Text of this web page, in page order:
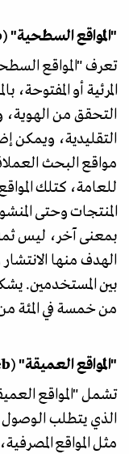
"المواقع السطحية" (Surface Web)
تعرف "المواقع
المرئية أو
التحقق من الهوية،
التقليدية، ويمكن
مواقع البحث
للعامة، كتلك
المنتجات وحتى
بمعنى آخر، ليس
الهدف منها
بين المستخدمين.
من خمسة في المئة من
"المواقع العميقة" (Deep Web)
تشمل "المواقع
الذي يتطلب الوصول
مثل المواقع